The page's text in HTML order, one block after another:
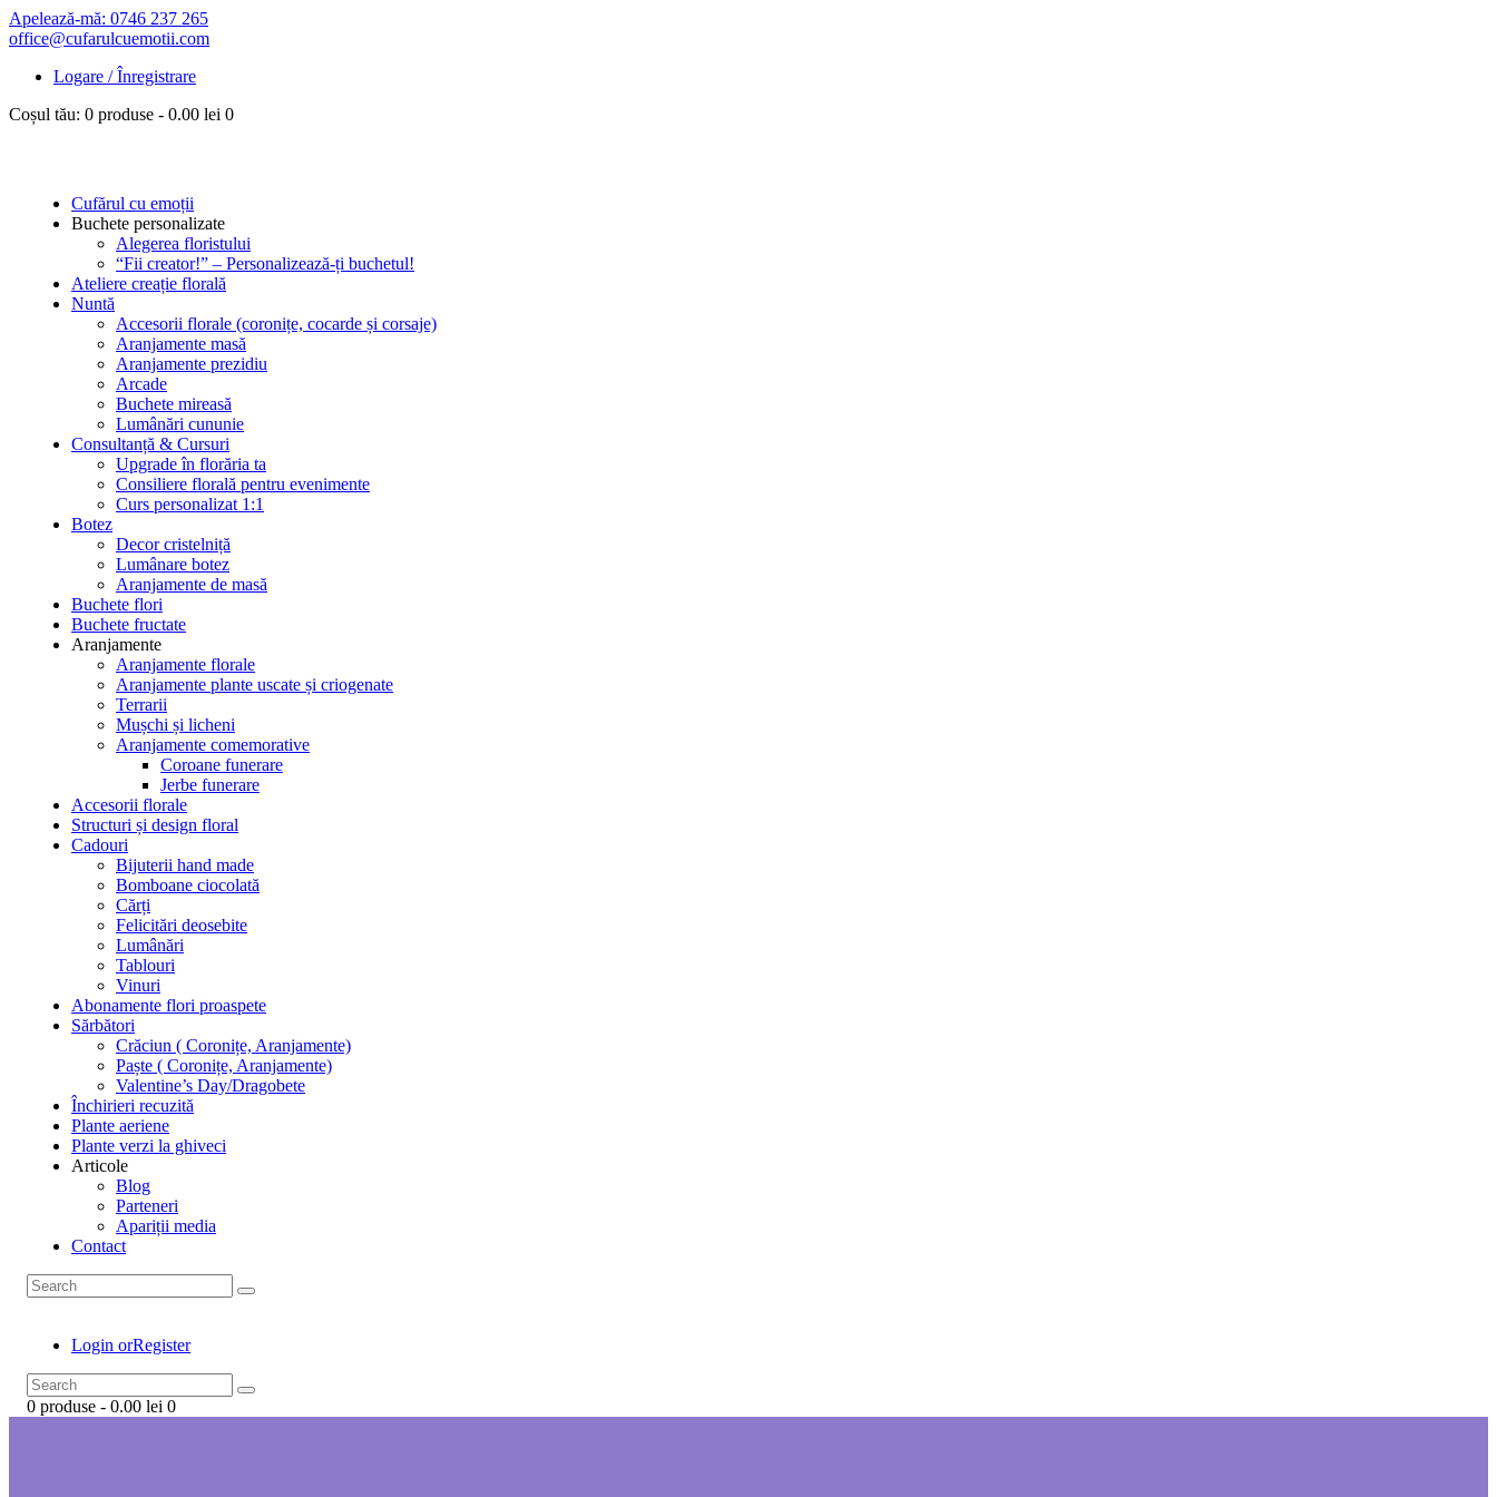
Apelează-mă: 0746 237 265
office@cufarulcuemotii.com
Logare / Înregistrare
Coșul tău: 0 produse - 0.00 lei 0
Cufărul cu emoții
Buchete personalizate
Alegerea floristului
“Fii creator!” – Personalizează-ți buchetul!
Ateliere creație florală
Nuntă
Accesorii florale (coronițe, cocarde și corsaje)
Aranjamente masă
Aranjamente prezidiu
Arcade
Buchete mireasă
Lumânări cununie
Consultanță & Cursuri
Upgrade în florăria ta
Consiliere florală pentru evenimente
Curs personalizat 1:1
Botez
Decor cristelniță
Lumânare botez
Aranjamente de masă
Buchete flori
Buchete fructate
Aranjamente
Aranjamente florale
Aranjamente plante uscate și criogenate
Terrarii
Mușchi și licheni
Aranjamente comemorative
Coroane funerare
Jerbe funerare
Accesorii florale
Structuri și design floral
Cadouri
Bijuterii hand made
Bomboane ciocolată
Cărți
Felicitări deosebite
Lumânări
Tablouri
Vinuri
Abonamente flori proaspete
Sărbători
Crăciun ( Coronițe, Aranjamente)
Paște ( Coronițe, Aranjamente)
Valentine’s Day/Dragobete
Închirieri recuzită
Plante aeriene
Plante verzi la ghiveci
Articole
Blog
Parteneri
Apariții media
Contact
Login orRegister
0 produse - 0.00 lei 0